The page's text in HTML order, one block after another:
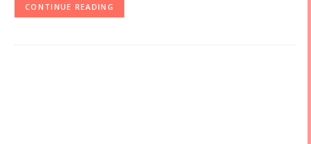
CONTINUE READING